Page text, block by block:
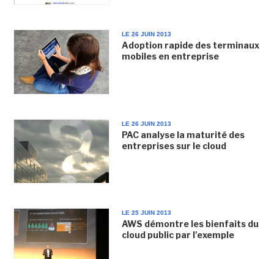
LE 26 JUIN 2013
Adoption rapide des terminaux
mobiles en entreprise
LE 26 JUIN 2013
PAC analyse la maturité des
entreprises sur le cloud
LE 25 JUIN 2013
AWS démontre les bienfaits du
cloud public par l'exemple